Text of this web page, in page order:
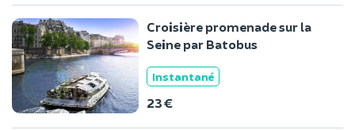
Croisière promenade sur la
Seine par Batobus
Instantané
23 €